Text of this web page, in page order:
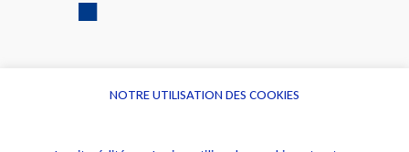
NOTRE UTILISATION DES COOKIES